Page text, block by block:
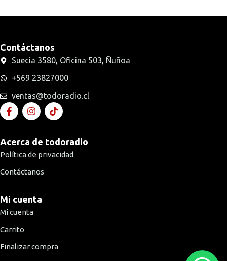
Contáctanos
Suecia 3580, Oficina 503, Ñuñoa
+569 23827000
ventas@todoradio.cl
Acerca de todoradio
Política de privacidad
Contáctanos
Mi cuenta
Mi cuenta
Carrito
Finalizar compra